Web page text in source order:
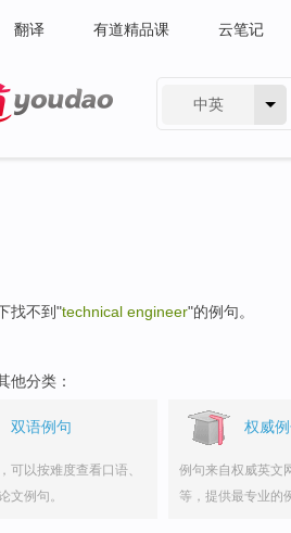
翻译 有道精品课 云笔记
中英
找不到"technical engineer"的例句。
他分类：
双语例句
可以按难度查看口语、
文例句。
权威
例句来自权威英文
等，提供最专业的